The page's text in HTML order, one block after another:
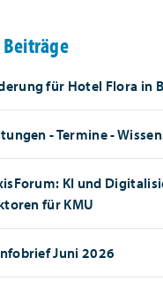
für Hotel Flora in
- Termine -
KI und
für KMU
Juni 2026